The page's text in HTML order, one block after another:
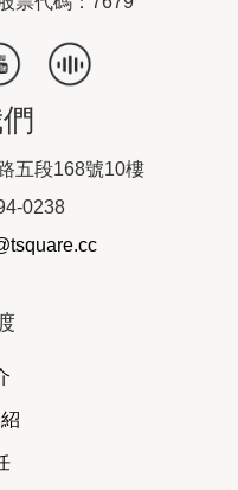
五段168號10樓
0238